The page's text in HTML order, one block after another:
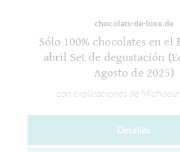
chocolats-de-luxe.de
Sólo 100% chocolates en el
abril Set de degustación
Agosto de 2025)
con explicaciones de
Detalles